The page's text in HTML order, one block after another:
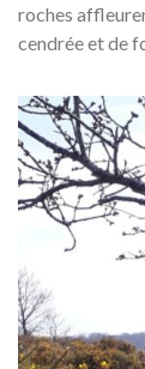
roches
cendrée et de